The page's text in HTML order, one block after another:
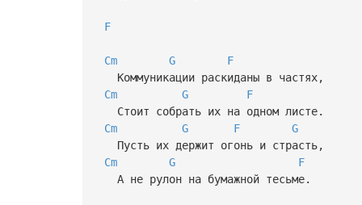
F
Cm G
F
Коммуникации раскиданы в частях,
Cm
G
F
Стоит собрать их на одном листе.
Cm
G F
G
Пусть их держит огонь и страсть,
Cm
G
F
А не рулон на бумажной тесьме.